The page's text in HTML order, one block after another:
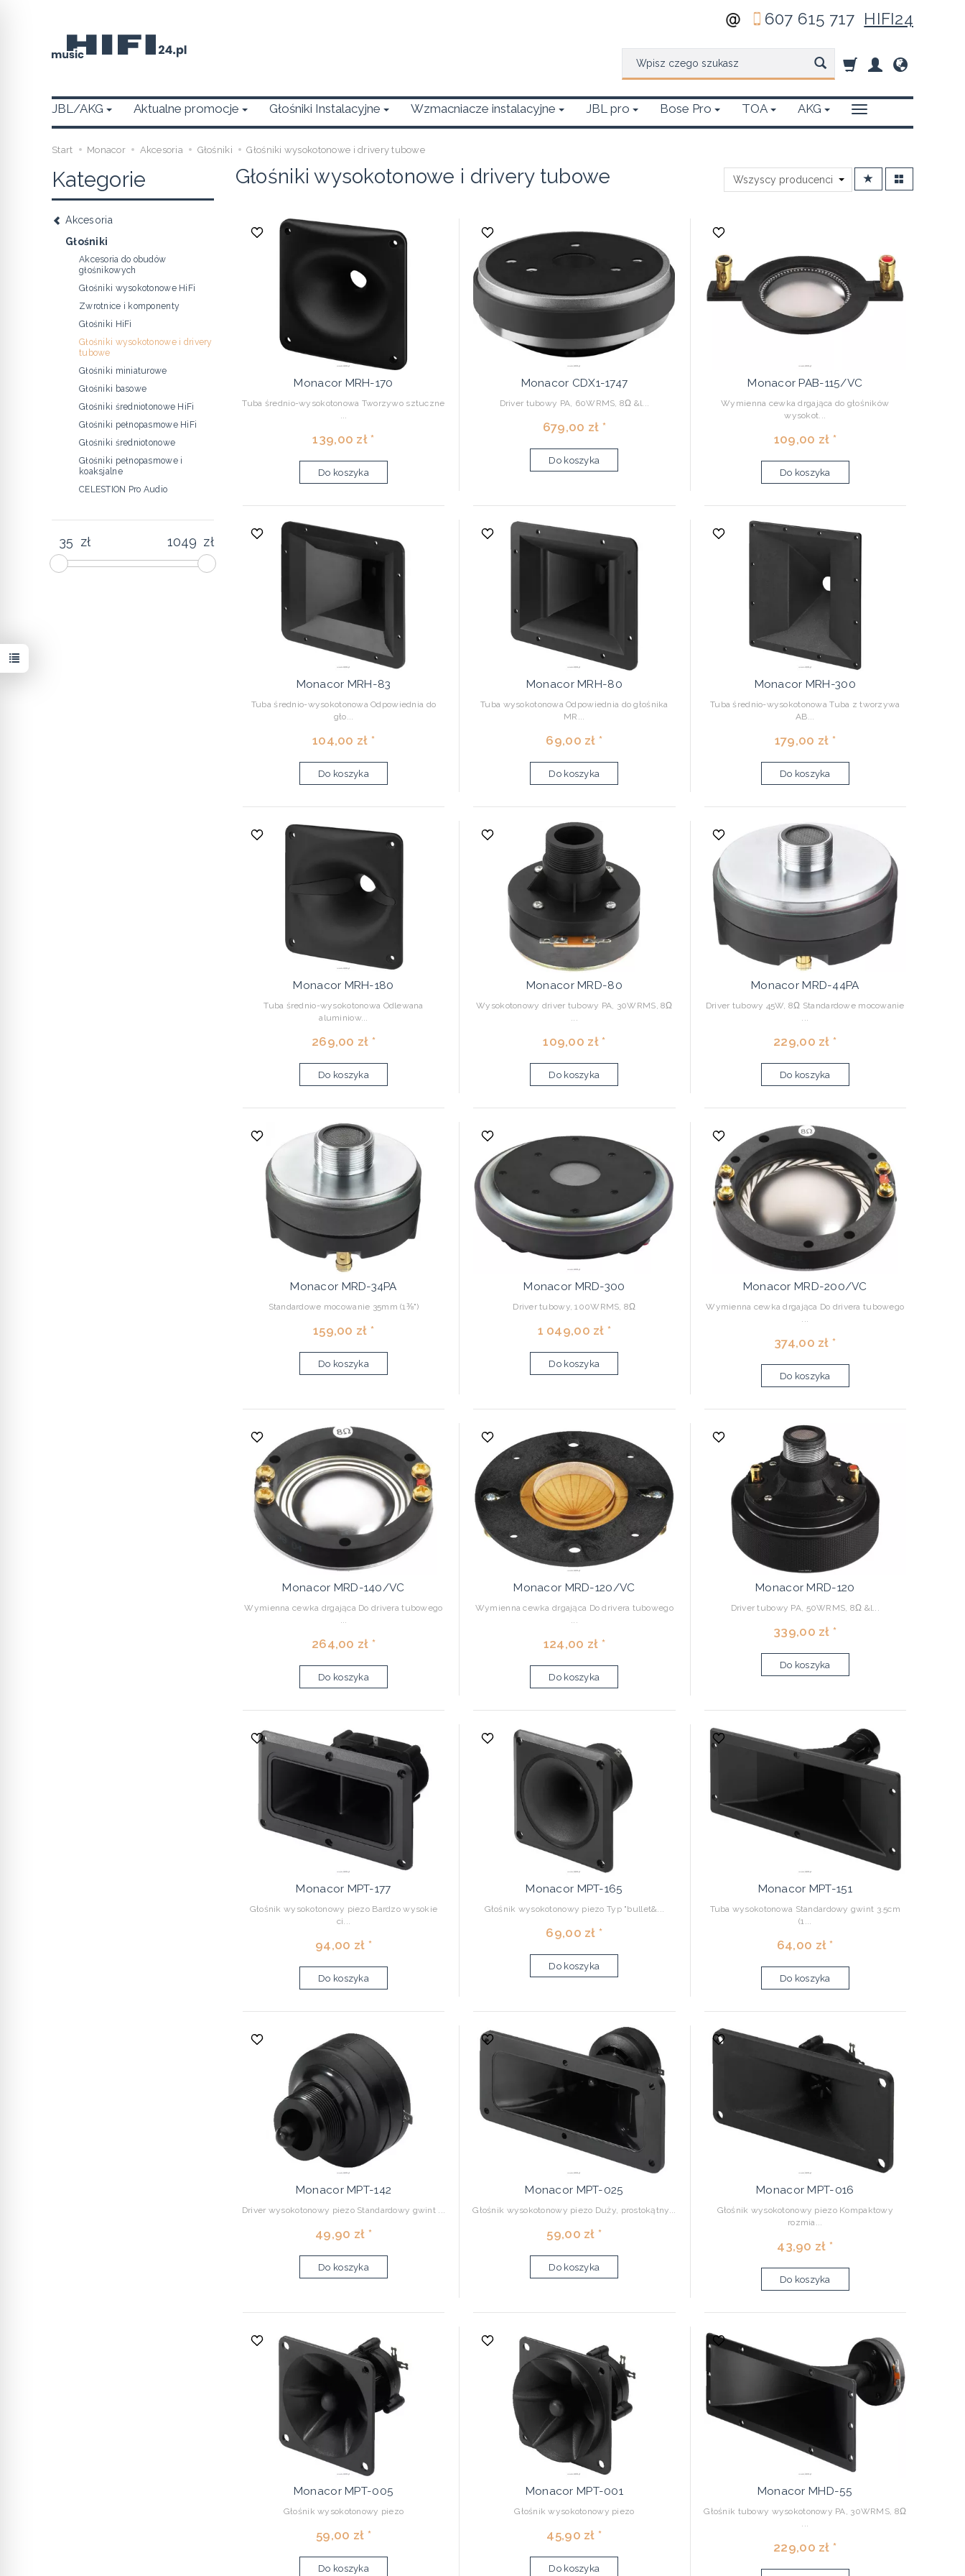
607 615 717 HIFI24
JBL/AKG Aktualne promocje Głośniki Instalacyjne Wzmacniacze instalacyjne JBL pro Bose Pro TOA AKG
Start Monacor Akcesoria Głośniki Głośniki wysokotonowe i drivery tubowe
Głośniki wysokotonowe i drivery tubowe
Monacor MRH-170
Tuba średnio-wysokotonowa Tworzywo sztuczne
...
139,00 zł *
Do koszyka
Monacor CDX1-1747
Driver tubowy PA, 60WRMS, 8Ω &l...
679,00 zł *
Do koszyka
Monacor PAB-115/VC
Wymienna cewka drgająca do głośników
wysokot...
109,00 zł *
Do koszyka
Monacor MRH-83
Tuba średnio-wysokotonowa Odpowiednia do
gło...
104,00 zł *
Do koszyka
Monacor MRH-80
Tuba wysokotonowa Odpowiednia do głośnika
MR...
69,00 zł *
Do koszyka
Monacor MRH-300
Tuba średnio-wysokotonowa Tuba z tworzywa
AB...
179,00 zł *
Do koszyka
Monacor MRH-180
Tuba średnio-wysokotonowa Odlewana
aluminiow...
269,00 zł *
Do koszyka
Monacor MRD-80
Wysokotonowy driver tubowy PA, 30WRMS, 8Ω
...
109,00 zł *
Do koszyka
Monacor MRD-44PA
Driver tubowy 45W, 8Ω Standardowe mocowanie
...
229,00 zł *
Do koszyka
Monacor MRD-34PA
Standardowe mocowanie 35mm (1⅜")
159,00 zł *
Do koszyka
Monacor MRD-300
Driver tubowy, 100WRMS, 8Ω
1 049,00 zł *
Do koszyka
Monacor MRD-200/VC
Wymienna cewka drgająca Do drivera tubowego
...
374,00 zł *
Do koszyka
Monacor MRD-140/VC
Wymienna cewka drgająca Do drivera tubowego
...
264,00 zł *
Do koszyka
Monacor MRD-120/VC
Wymienna cewka drgająca Do drivera tubowego
...
124,00 zł *
Do koszyka
Monacor MRD-120
Driver tubowy PA, 50WRMS, 8Ω &l...
339,00 zł *
Do koszyka
Monacor MPT-177
Głośnik wysokotonowy piezo Bardzo wysokie
ci...
94,00 zł *
Do koszyka
Monacor MPT-165
Głośnik wysokotonowy piezo Typ "bullet&...
69,00 zł *
Do koszyka
Monacor MPT-151
Tuba wysokotonowa Standardowy gwint 3.5cm
(1...
64,00 zł *
Do koszyka
Monacor MPT-142
Driver wysokotonowy piezo Standardowy gwint ...
49,90 zł *
Do koszyka
Monacor MPT-025
Głośnik wysokotonowy piezo Duży, prostokątny...
59,00 zł *
Do koszyka
Monacor MPT-016
Głośnik wysokotonowy piezo Kompaktowy
rozmia...
43,90 zł *
Do koszyka
Monacor MPT-005
Głośnik wysokotonowy piezo
59,00 zł *
Do koszyka
Monacor MPT-001
Głośnik wysokotonowy piezo
45,90 zł *
Do koszyka
Monacor MHD-55
Głośnik tubowy wysokotonowy PA, 30WRMS, 8Ω
...
229,00 zł *
Kategorie
Akcesoria
Głośniki
Akcesoria do obudów
głośnikowych
Głośniki wysokotonowe HiFi
Zwrotnice i komponenty
Głośniki HiFi
Głośniki wysokotonowe i drivery
tubowe
Głośniki miniaturowe
Głośniki basowe
Głośniki średniotonowe HiFi
Głośniki pełnopasmowe HiFi
Głośniki średniotonowe
Głośniki pełnopasmowe i
koaksjalne
CELESTION Pro Audio
zł zł